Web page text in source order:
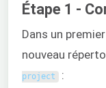
Étape 1 -
Dans un
nouveau
project :